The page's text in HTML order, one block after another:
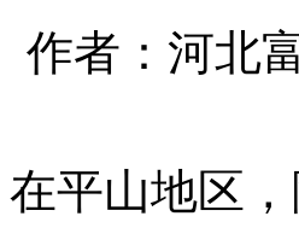
作者：河北
在平山地区